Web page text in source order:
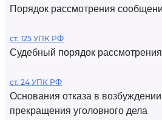
Порядок рассмотрения
ст. 125 УПК РФ
Судебный порядок
ст. 24 УПК РФ
Основания отказа в
прекращения уголовного дела